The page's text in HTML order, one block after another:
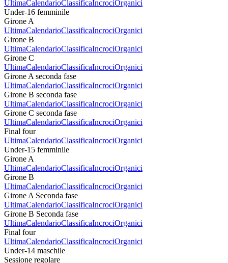
UltimaCalendarioClassificaIncrociOrganici
Under-16 femminile
Girone A
UltimaCalendarioClassificaIncrociOrganici
Girone B
UltimaCalendarioClassificaIncrociOrganici
Girone C
UltimaCalendarioClassificaIncrociOrganici
Girone A seconda fase
UltimaCalendarioClassificaIncrociOrganici
Girone B seconda fase
UltimaCalendarioClassificaIncrociOrganici
Girone C seconda fase
UltimaCalendarioClassificaIncrociOrganici
Final four
UltimaCalendarioClassificaIncrociOrganici
Under-15 femminile
Girone A
UltimaCalendarioClassificaIncrociOrganici
Girone B
UltimaCalendarioClassificaIncrociOrganici
Girone A Seconda fase
UltimaCalendarioClassificaIncrociOrganici
Girone B Seconda fase
UltimaCalendarioClassificaIncrociOrganici
Final four
UltimaCalendarioClassificaIncrociOrganici
Under-14 maschile
Sessione regolare